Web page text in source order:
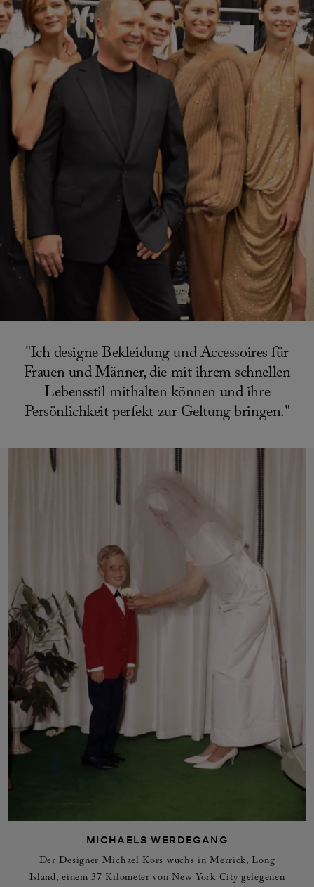
"Ich designe Bekleidung und Accessoires für
Frauen und Männer, die mit ihrem schnellen
Lebensstil mithalten können und ihre
Persönlichkeit perfekt zur Geltung bringen."
MICHAELS WERDEGANG
Der Designer Michael Kors wuchs in Merrick, Long
Island, einem 37 Kilometer von New York City gelegenen